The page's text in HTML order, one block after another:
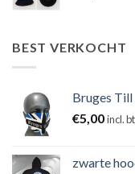
BEST VERKOCHT
Bruges Till
€5,00incl.
zwarte